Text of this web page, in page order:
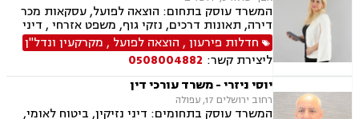
המשרד עוסק בתחום: הוצאה לפועל, עסקאות מכר
דירה, תאונות דרכים, נזקי גוף, משפט אזרחי , דיני
מקרקעין, דיני חוזים, דיני ביטוח, נזיקין, אבדן כושר
עבודה , הסכמי ממון, ירושות וצוואות, רשות מקרקעי
ישראל, נדל"ן, סדר דין אזרחי וראיות, תאונות
עבודה, נוטריון, ייפוי כוח מתמשך
חדלות פירעון, הוצאה לפועל , מקרקעין ונדל"ן
ליצירת קשר: 0508004882
יוסי ניזרי - משרד עורכי דין
רחוב ירושלים 17, עפולה
המשרד עוסק בתחומים: דיני נזיקין, ביטוח לאומי,